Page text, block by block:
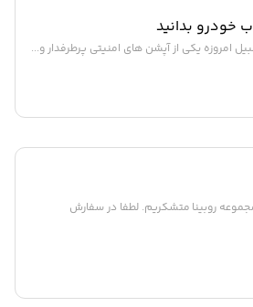
خودرو بدانید
امروزه یکی از آپشن های امنیتی پرطرفدار و...
روبینا متشکریم. لطفا در سفارش